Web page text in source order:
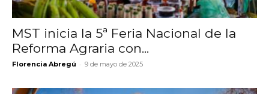
MST inicia la 5ª Feria Nacional de la
Reforma Agraria con...
Florencia Abregú - 9 de mayo de 2025